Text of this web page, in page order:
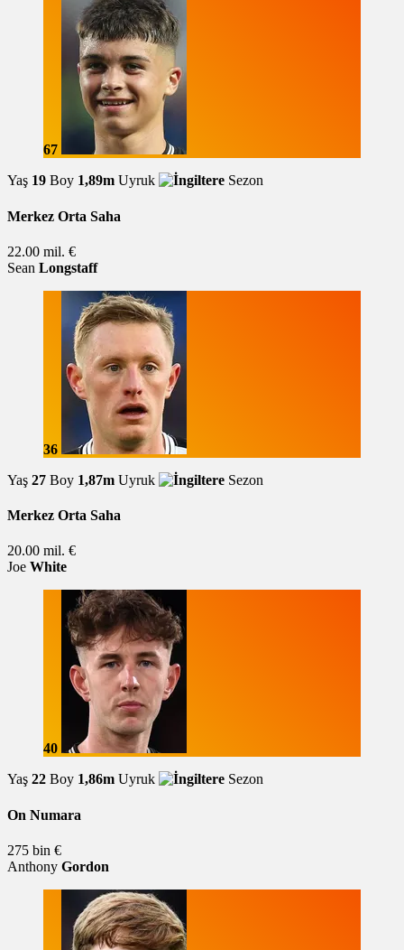
67
Yaş 19 Boy 1,89m Uyruk Sezon
Merkez Orta Saha
22.00 mil. €
Sean Longstaff
36
Yaş 27 Boy 1,87m Uyruk Sezon
Merkez Orta Saha
20.00 mil. €
Joe White
40
Yaş 22 Boy 1,86m Uyruk Sezon
On Numara
275 bin €
Anthony Gordon